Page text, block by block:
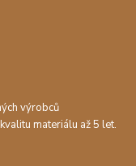
výrobců
materiálu až 5 let.